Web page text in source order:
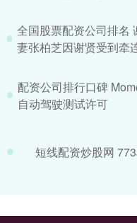
全国股票配资公司排名
妻张柏芝因谢贤受到牵
配资公司排行口碑
自动驾驶测试许可
短线配资炒股网